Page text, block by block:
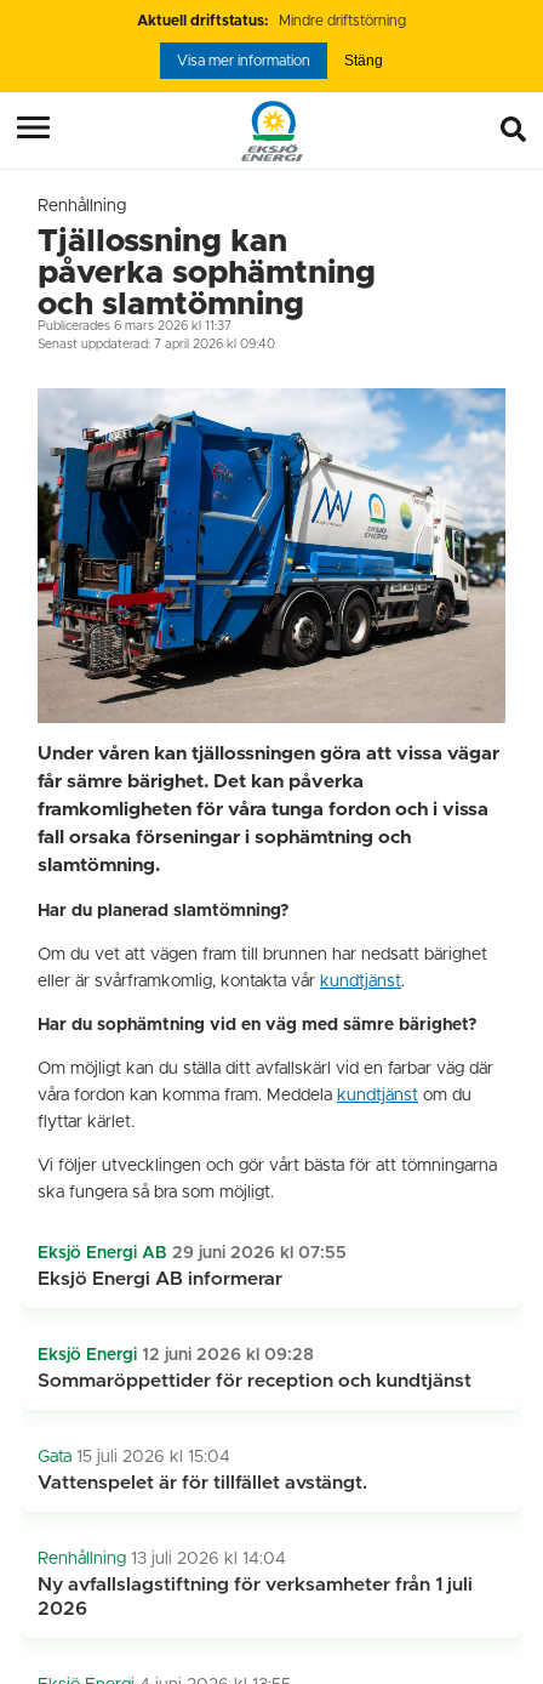
Aktuell driftstatus: Mindre driftstörning
Visa mer information Stäng
Renhållning
Tjällossning kan
påverka sophämtning
och slamtömning
Publicerades 6 mars 2026 kl 11:37
Senast uppdaterad: 7 april 2026 kl 09:40
Under våren kan tjällossningen göra att vissa vägar
får sämre bärighet. Det kan påverka
framkomligheten för våra tunga fordon och i vissa
fall orsaka förseningar i sophämtning och
slamtömning.
Har du planerad slamtömning?
Om du vet att vägen fram till brunnen har nedsatt bärighet
eller är svårframkomlig, kontakta vår kundtjänst.
Har du sophämtning vid en väg med sämre bärighet?
Om möjligt kan du ställa ditt avfallskärl vid en farbar väg där
våra fordon kan komma fram. Meddela kundtjänst om du
flyttar kärlet.
Vi följer utvecklingen och gör vårt bästa för att tömningarna
ska fungera så bra som möjligt.
Eksjö Energi AB 29 juni 2026 kl 07:55
Eksjö Energi AB informerar
Eksjö Energi 12 juni 2026 kl 09:28
Sommaröppettider för reception och kundtjänst
Gata 15 juli 2026 kl 15:04
Vattenspelet är för tillfället avstängt.
Renhållning 13 juli 2026 kl 14:04
Ny avfallslagstiftning för verksamheter från 1 juli
2026